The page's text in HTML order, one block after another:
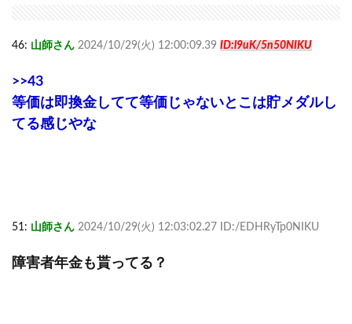
46: 山師さん 2024/10/29(火) 12:00:09.39 ID:l9uK/5n50NIKU
>>43
等価は即換金してて等価じゃないとこは貯メダルし
てる感じやな
51: 山師さん 2024/10/29(火) 12:03:02.27 ID:/EDHRyTp0NIKU
障害者年金も貰ってる？